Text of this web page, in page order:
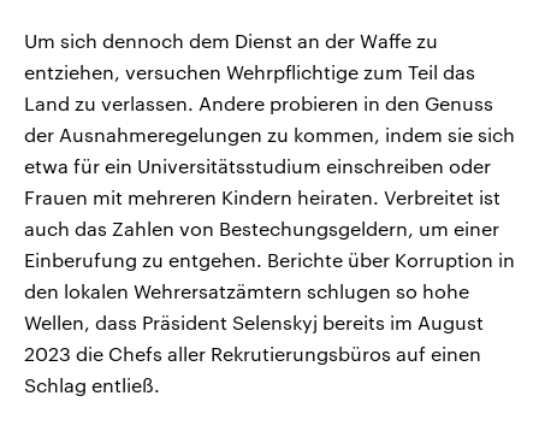
Um sich dennoch dem Dienst an der Waffe zu
entziehen, versuchen Wehrpflichtige zum Teil das
Land zu verlassen. Andere probieren in den Genuss
der Ausnahmeregelungen zu kommen, indem sie sich
etwa für ein Universitätsstudium einschreiben oder
Frauen mit mehreren Kindern heiraten. Verbreitet ist
auch das Zahlen von Bestechungsgeldern, um einer
Einberufung zu entgehen. Berichte über Korruption in
den lokalen Wehrersatzämtern schlugen so hohe
Wellen, dass Präsident Selenskyj bereits im August
2023 die Chefs aller Rekrutierungsbüros auf einen
Schlag entließ.